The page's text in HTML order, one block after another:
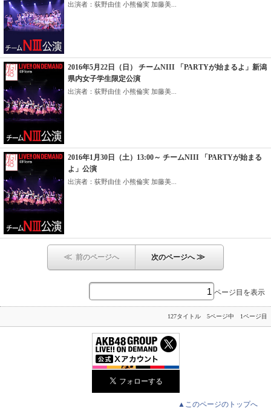
出演者：荻野由佳 小熊倫実 加藤美...
2016年5月22日（日） チームNIII 「PARTYが始まるよ」新潟
県内女子学生限定公演
出演者：荻野由佳 小熊倫実 加藤美...
2016年1月30日（土）13:00～ チームNIII 「PARTYが始まる
よ」公演
出演者：荻野由佳 小熊倫実 加藤美...
≪ 前のページへ 次のページへ≫
ページ目を表示
127タイトル 5ページ中 1ページ目
▲このページのトップへ